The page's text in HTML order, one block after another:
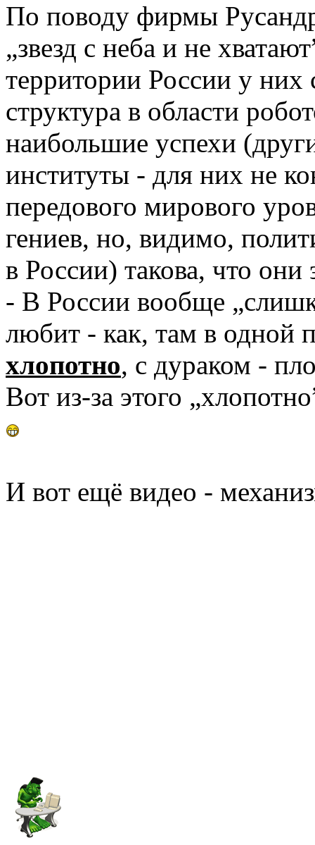
По поводу фирмы
„звезд с неба и не
территории России у
структура в области
наибольшие успехи
институты - для них не
передового мирового
гениев, но, видимо,
в России) такова, что
- В России вообще
любит - как, там в одной
хлопотно, с дураком -
Вот из-за этого
И вот ещё видео -